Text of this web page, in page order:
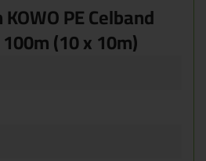
PE Celband
(10 x 10m)